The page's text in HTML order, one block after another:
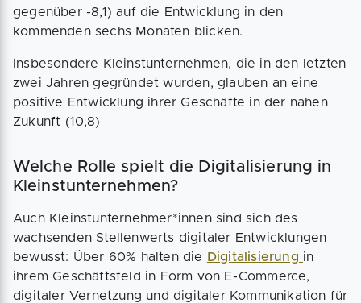
gegenüber -8,1) auf die Entwicklung in den
kommenden sechs Monaten blicken.
Insbesondere Kleinstunternehmen, die in den letzten
zwei Jahren gegründet wurden, glauben an eine
positive Entwicklung ihrer Geschäfte in der nahen
Zukunft (10,8)
Welche Rolle spielt die Digitalisierung in
Kleinstunternehmen?
Auch Kleinstunternehmer*innen sind sich des
wachsenden Stellenwerts digitaler Entwicklungen
bewusst: Über 60% halten die
Digitalisierung in
ihrem Geschäftsfeld in Form von E-Commerce,
digitaler Vernetzung und digitaler Kommunikation für